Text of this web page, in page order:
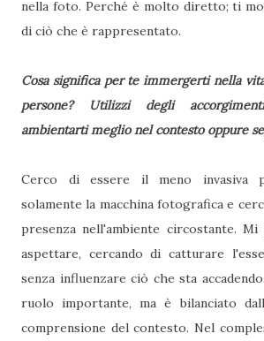
nella foto. Perché è molto diretto; ti
di ciò che è rappresentato.
Cosa significa per te immergerti nella
persone? Utilizzi degli
ambientarti meglio nel contesto oppure
Cerco di essere il meno invasiva
solamente la macchina fotografica e
presenza nell'ambiente circostante.
aspettare, cercando di catturare
senza influenzare ciò che sta
ruolo importante, ma è bilanciato
comprensione del contesto. Nel